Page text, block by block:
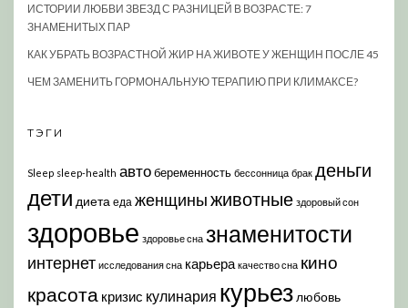
ИСТОРИИ ЛЮБВИ ЗВЕЗД С РАЗНИЦЕЙ В ВОЗРАСТЕ: 7
ЗНАМЕНИТЫХ ПАР
КАК УБРАТЬ ВОЗРАСТНОЙ ЖИР НА ЖИВОТЕ У ЖЕНЩИН ПОСЛЕ 45
ЧЕМ ЗАМЕНИТЬ ГОРМОНАЛЬНУЮ ТЕРАПИЮ ПРИ КЛИМАКСЕ?
ТЭГИ
Sleep sleep-health автобеременность бессонница брак деньги
дети диета еда женщиныживотные здоровый сон
здоровье здоровье сна знаменитости
интернет исследования сна карьера качество сна кино
красота кризис кулинария курьез любовь